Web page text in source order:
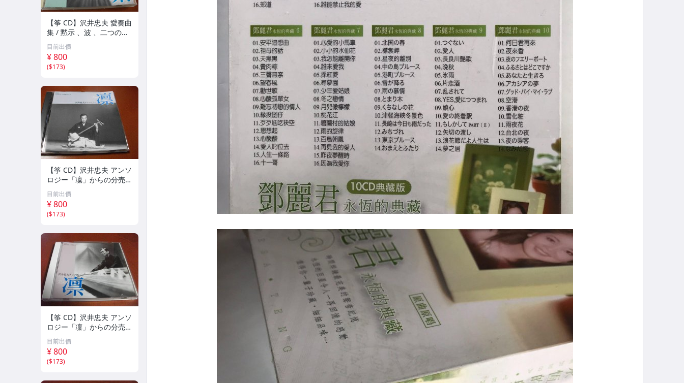
【筝 CD】沢井忠夫 愛奏曲
集 / 黙示 、波 、二つの相
、箏二重奏ソナタ 杵屋正
邦 、入野義朗 、小野衛 他
(1971/1973/1976)
目前出價
¥ 800
($173)
【筝 CD】沢井忠夫 アンソ
ロジー「凜」からの分売
沢井忠夫作品集 ライブ 風
衣、水の声、枯野砧、五節
の舞、ファンタジア (限
定）
目前出價
¥ 800
($173)
【筝 CD】沢井忠夫 アンソ
ロジー「凜」からの分売
沢井忠夫 作品集 第三集
“光る海”（限定販売） 200
1
目前出價
¥ 800
($173)